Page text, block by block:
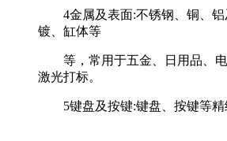
4金属及表面:不锈钢、铜、铝
镀、缸体等
等，常用于五金、日用品、电
激光打标。
5键盘及按键:键盘、按键等精